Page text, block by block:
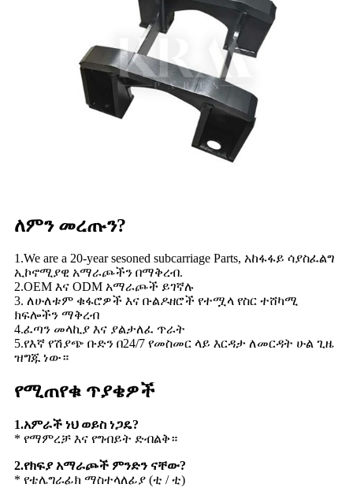
ለምን መረጡን?
1.We are a 20-year sesoned subcarriage Parts, አከፋፋይ ሳያስፈልግ
ኢኮኖሚያዊ አማራጮችን በማቅረብ.
2.OEM እና ODM አማራጮች ይገኛሉ
3. ለሁለቱም ቁፋሮዎች እና ቡልዶዘሮች የተሟላ የስር ተሸካሚ
ክፍሎችን ማቅረብ
4.ፈጣን መላኪያ እና ያልታለፈ ጥራት
5.የእኛ የሽያጭ ቡድን በ24/7 የመስመር ላይ እርዳታ ለመርዳት ሁል ጊዜ
ዝግጁ ነው።
የሚጠየቁ ጥያቄዎች
1.አምራች ነህ ወይስ ነጋዴ?
* የማምረቻ እና የግብይት ድብልቅ።
2.የክፍያ አማራጮች ምንድን ናቸው?
* የቴሌግራፊክ ማስተላለፊያ (ቲ / ቲ)